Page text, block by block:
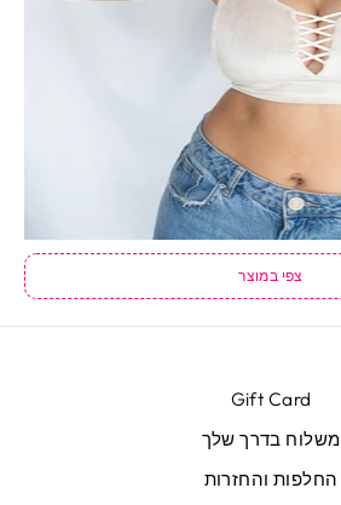
צפי במוצר
Gift Card
משלוח בדרך שלך
החלפות והחזרות